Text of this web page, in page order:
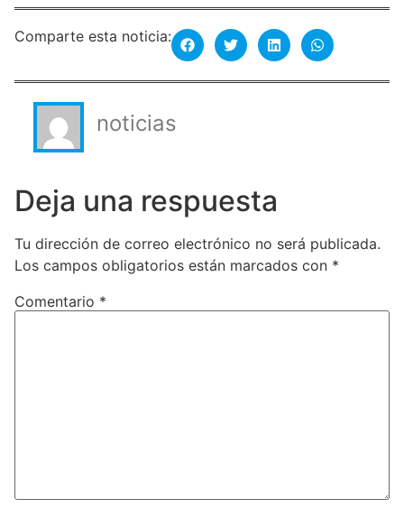
Comparte esta noticia:
noticias
Deja una respuesta
Tu dirección de correo electrónico no será publicada.
Los campos obligatorios están marcados con *
Comentario *